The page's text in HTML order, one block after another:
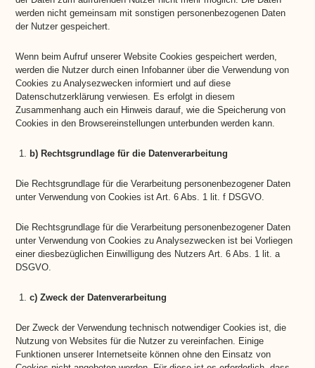
werden nicht gemeinsam mit sonstigen personenbezogenen Daten
der Nutzer gespeichert.
Wenn beim Aufruf unserer Website Cookies gespeichert werden,
werden die Nutzer durch einen Infobanner über die Verwendung von
Cookies zu Analysezwecken informiert und auf diese
Datenschutzerklärung verwiesen. Es erfolgt in diesem
Zusammenhang auch ein Hinweis darauf, wie die Speicherung von
Cookies in den Browsereinstellungen unterbunden werden kann.
b) Rechtsgrundlage für die Datenverarbeitung
Die Rechtsgrundlage für die Verarbeitung personenbezogener Daten
unter Verwendung von Cookies ist Art. 6 Abs. 1 lit. f DSGVO.
Die Rechtsgrundlage für die Verarbeitung personenbezogener Daten
unter Verwendung von Cookies zu Analysezwecken ist bei Vorliegen
einer diesbezüglichen Einwilligung des Nutzers Art. 6 Abs. 1 lit. a
DSGVO.
c) Zweck der Datenverarbeitung
Der Zweck der Verwendung technisch notwendiger Cookies ist, die
Nutzung von Websites für die Nutzer zu vereinfachen. Einige
Funktionen unserer Internetseite können ohne den Einsatz von